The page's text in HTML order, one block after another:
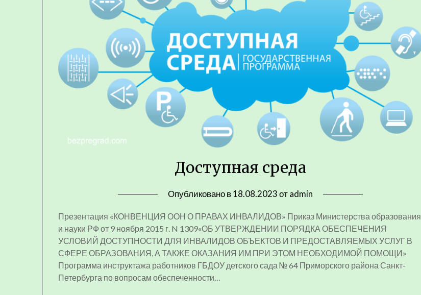
Доступная среда
Опубликовано в18.08.2023отadmin
Презентация «КОНВЕНЦИЯ ООН О ПРАВАХ ИНВАЛИДОВ» Приказ Министерства образования
и науки РФ от 9 ноября 2015 г. N 1309«ОБ УТВЕРЖДЕНИИ ПОРЯДКА ОБЕСПЕЧЕНИЯ
УСЛОВИЙ ДОСТУПНОСТИ ДЛЯ ИНВАЛИДОВ ОБЪЕКТОВ И ПРЕДОСТАВЛЯЕМЫХ УСЛУГ В
СФЕРЕ ОБРАЗОВАНИЯ, А ТАКЖЕ ОКАЗАНИЯ ИМ ПРИ ЭТОМ НЕОБХОДИМОЙ ПОМОЩИ»
Программа инструктажа работников ГБДОУ детского сада № 64 Приморского района Санкт-
Петербурга по вопросам обеспеченности…